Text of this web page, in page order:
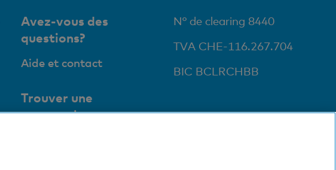
Avez-vous des
questions?
Aide et contact
Trouver une
succursale
N° de clearing 8440
TVA CHE-116.267.704
BIC BCLRCHBB